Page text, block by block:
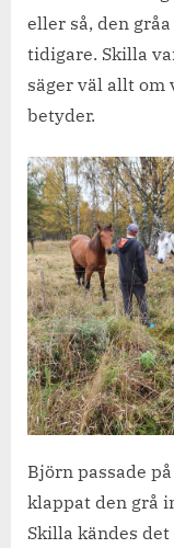
eller så, den
tidigare. Skilla
säger väl allt om
betyder.
Björn passade
klappat den grå
Skilla kändes